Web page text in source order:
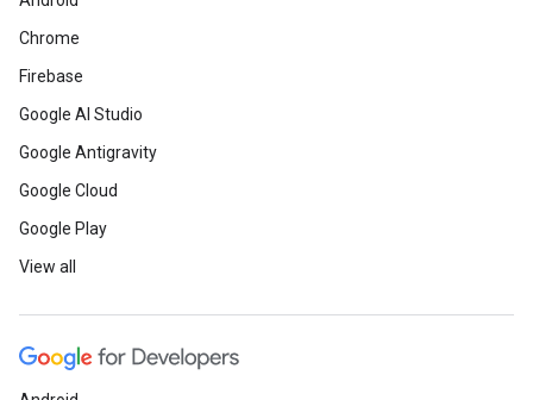
Chrome
Firebase
Google AI Studio
Google Antigravity
Google Cloud
Google Play
View all